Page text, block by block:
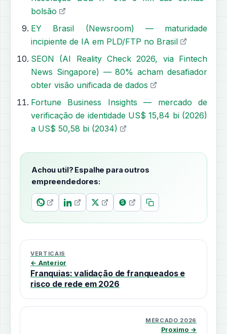
bolsão
EY Brasil (Newsroom) — maturidade
incipiente de IA em PLD/FTP no Brasil
SEON (AI Reality Check 2026, via Fintech
News Singapore) — 80% acham desafiador
obter visão unificada de dados
Fortune Business Insights — mercado de
verificação de identidade US$ 15,84 bi (2026)
a US$ 50,58 bi (2034)
Achou util? Espalhe para outros
empreendedores:
VERTICAIS
← Anterior
Franquias: validação de franqueados e
risco de rede em 2026
MERCADO 2026
Proximo →